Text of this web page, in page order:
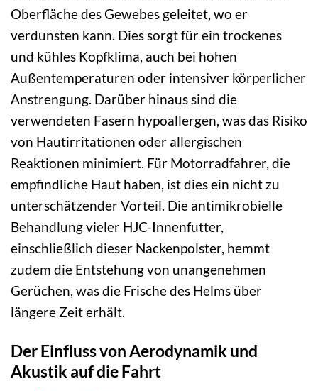
Oberfläche des Gewebes geleitet, wo er
verdunsten kann. Dies sorgt für ein trockenes
und kühles Kopfklima, auch bei hohen
Außentemperaturen oder intensiver körperlicher
Anstrengung. Darüber hinaus sind die
verwendeten Fasern hypoallergen, was das Risiko
von Hautirritationen oder allergischen
Reaktionen minimiert. Für Motorradfahrer, die
empfindliche Haut haben, ist dies ein nicht zu
unterschätzender Vorteil. Die antimikrobielle
Behandlung vieler HJC-Innenfutter,
einschließlich dieser Nackenpolster, hemmt
zudem die Entstehung von unangenehmen
Gerüchen, was die Frische des Helms über
längere Zeit erhält.
Der Einfluss von Aerodynamik und
Akustik auf die Fahrt